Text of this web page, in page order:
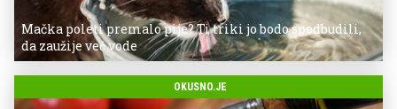
Mačka poleti premalo pije? Ti triki jo bodo spodbudili,
da zaužije več vode
OKUSNO.JE